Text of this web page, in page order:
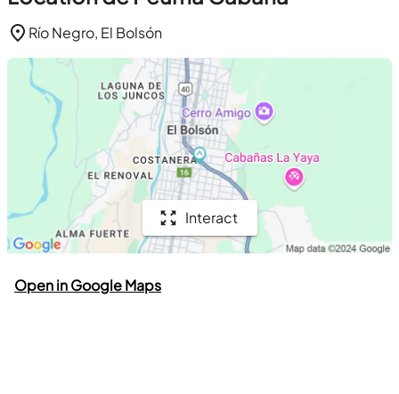
Río Negro, El Bolsón
Interact
Open in Google Maps